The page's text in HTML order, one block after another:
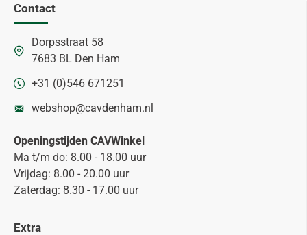
Contact
Dorpsstraat 58
7683 BL Den Ham
+31 (0)546 671251
webshop@cavdenham.nl
Openingstijden CAVWinkel
Ma t/m do: 8.00 - 18.00 uur
Vrijdag: 8.00 - 20.00 uur
Zaterdag: 8.30 - 17.00 uur
Extra